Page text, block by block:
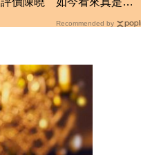
Recommended by